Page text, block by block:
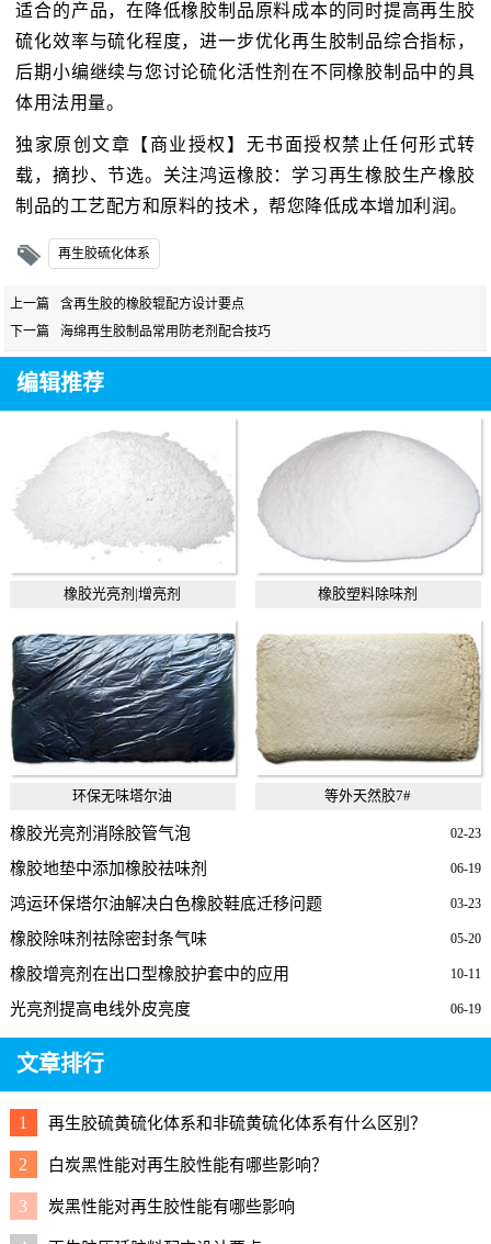
适合的产品，在降低橡胶制品原料成本的同时提高再生胶
硫化效率与硫化程度，进一步优化再生胶制品综合指标，
后期小编继续与您讨论硫化活性剂在不同橡胶制品中的具
体用法用量。
独家原创文章【商业授权】无书面授权禁止任何形式转
载，摘抄、节选。关注鸿运橡胶：学习再生橡胶生产橡胶
制品的工艺配方和原料的技术，帮您降低成本增加利润。
再生胶硫化体系
上一篇
含再生胶的橡胶辊配方设计要点
下一篇
海绵再生胶制品常用防老剂配合技巧
编辑推荐
橡胶光亮剂|增亮剂 橡胶塑料除味剂
环保无味塔尔油 等外天然胶7#
02-23
橡胶光亮剂消除胶管气泡
06-19
橡胶地垫中添加橡胶祛味剂
03-23
鸿运环保塔尔油解决白色橡胶鞋底迁移问题
05-20
橡胶除味剂祛除密封条气味
10-11
橡胶增亮剂在出口型橡胶护套中的应用
06-19
光亮剂提高电线外皮亮度
文章排行
1 再生胶硫黄硫化体系和非硫黄硫化体系有什么区别？
2 白炭黑性能对再生胶性能有哪些影响？
3 炭黑性能对再生胶性能有哪些影响